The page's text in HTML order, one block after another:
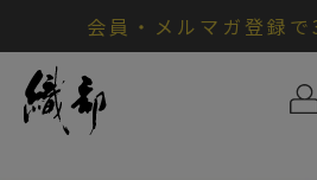
会員・メルマガ登録